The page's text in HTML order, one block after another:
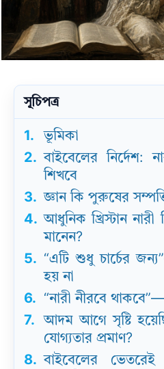
সূচিপত্র
1.
ভূমিকা
2. বাইবেলের নির্দেশ:
শিখবে
3. জ্ঞান কি পুরুষের
4. আধুনিক খ্রিস্টান
মানেন?
5. “এটি শুধু চার্চের
হয় না
6.
“নারী নীরবে
7.
আদম আগে সৃষ্টি
যোগ্যতার প্রমাণ?
8. বাইবেলের ভেতরেই